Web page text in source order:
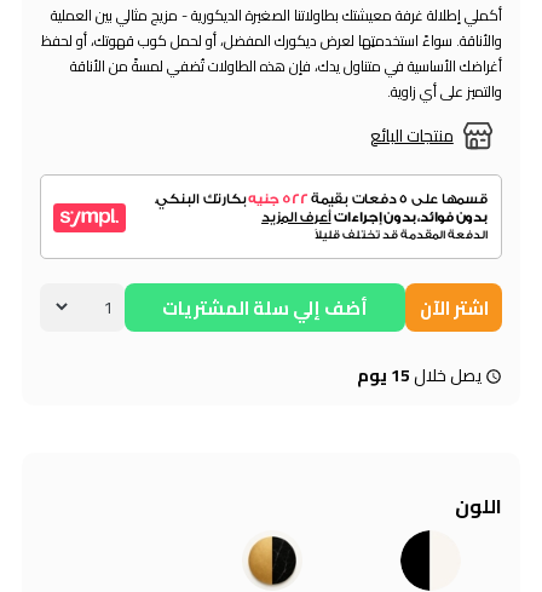
منتجات البائع
أكملي إطلالة غرفة معيشتك بطاولاتنا الصغيرة الديكورية - مزيج مثالي بين العملية
والأناقة. سواءً استخدمتِها لعرض ديكورك المفضل، أو لحمل كوب قهوتك، أو لحفظ
أغراضك الأساسية في متناول يدك، فإن هذه الطاولات تُضفي لمسةً من الأناقة
والتميز على أي زاوية.
اشتر الآن أضف إلي سلة المشتريات
يصل خلال15 يوم
اللون